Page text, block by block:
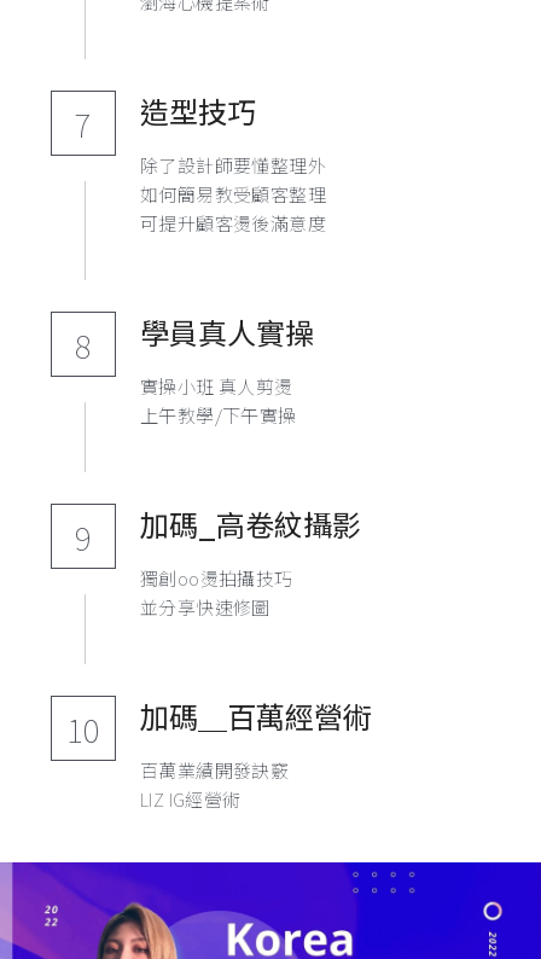
7 造型技巧
除了設計師要懂整理外
如何簡易教受顧客整理
可提升顧客燙後滿意度
8 學員真人實操
實操小班 真人剪燙
上午教學/下午實操
9 加碼_高卷紋攝影
獨創oo燙拍攝技巧
並分享快速修圖
10 加碼＿百萬經營術
百萬業績開發訣竅
LIZ IG經營術